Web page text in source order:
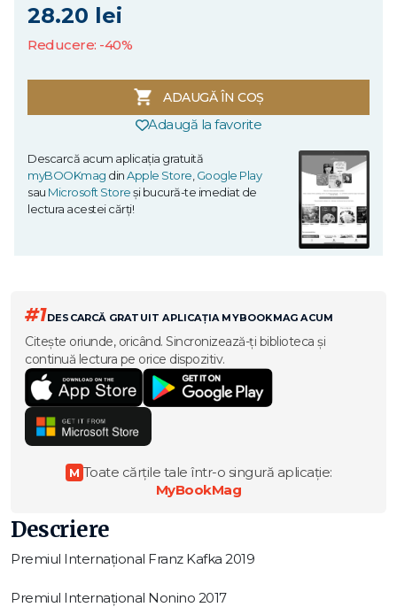
28.20 lei
Reducere: -40%
ADAUGĂ ÎN COȘ
Adaugă la favorite
Descarcă acum aplicația gratuită
myBOOKmag dinApple Store,Google Play
sau Microsoft Storeși bucură-te imediat de
lectura acestei cărți!
#1DESCARCĂ GRATUIT APLICAȚIA MYBOOKMAG ACUM
Citește oriunde, oricând. Sincronizează-ți biblioteca și
continuă lectura pe orice dispozitiv.
M Toate cărțile tale într-o singură aplicație:
MyBookMag
Descriere
Premiul Internațional Franz Kafka 2019
Premiul Internațional Nonino 2017